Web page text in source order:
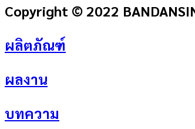
Copyright © 2022
ผลิตภัณฑ์
ผลงาน
บทความ